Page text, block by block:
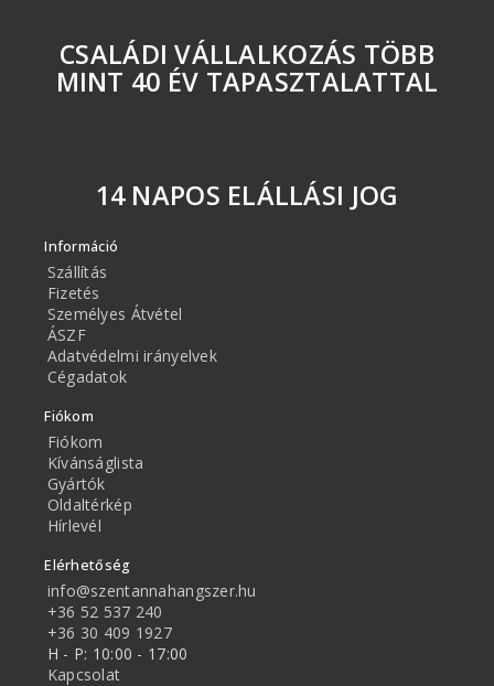
CSALÁDI VÁLLALKOZÁS TÖBB
MINT 40 ÉV TAPASZTALATTAL
14 NAPOS ELÁLLÁSI JOG
Információ
Szállítás
Fizetés
Személyes Átvétel
ÁSZF
Adatvédelmi irányelvek
Cégadatok
Fiókom
Fiókom
Kívánságlista
Gyártók
Oldaltérkép
Hírlevél
Elérhetőség
info@szentannahangszer.hu
+36 52 537 240
+36 30 409 1927
H - P: 10:00 - 17:00
Kapcsolat